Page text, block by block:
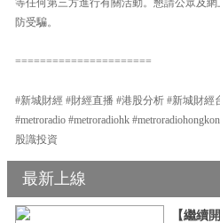
防受騙。
======================
#新城財經 #財經直播 #港股分析 #新城財經
#metroradio #metroradiohk
股識投資
最新上線
【繼續